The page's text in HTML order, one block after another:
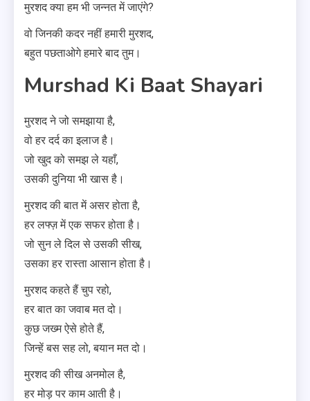
मुरशद क्या हम भी जन्नत में जाएंगे?
वो जिनकी कदर नहीं हमारी मुरशद,
बहुत पछताओगे हमारे बाद तुम।
Murshad Ki Baat Shayari
मुरशद ने जो समझाया है,
वो हर दर्द का इलाज है।
जो खुद को समझ ले यहाँ,
उसकी दुनिया भी खास है।
मुरशद की बात में असर होता है,
हर लफ्ज़ में एक सफर होता है।
जो सुन ले दिल से उसकी सीख,
उसका हर रास्ता आसान होता है।
मुरशद कहते हैं चुप रहो,
हर बात का जवाब मत दो।
कुछ जख्म ऐसे होते हैं,
जिन्हें बस सह लो, बयान मत दो।
मुरशद की सीख अनमोल है,
हर मोड़ पर काम आती है।